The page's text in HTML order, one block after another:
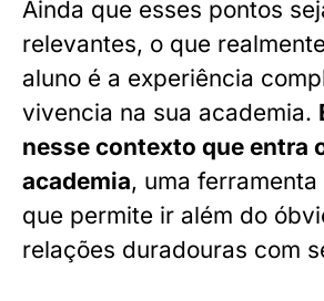
Ainda que esses pontos
relevantes, o que
aluno é a experiência
vivencia na sua academia.
nesse contexto que entra
academia, uma
que permite ir além do
relações duradouras com